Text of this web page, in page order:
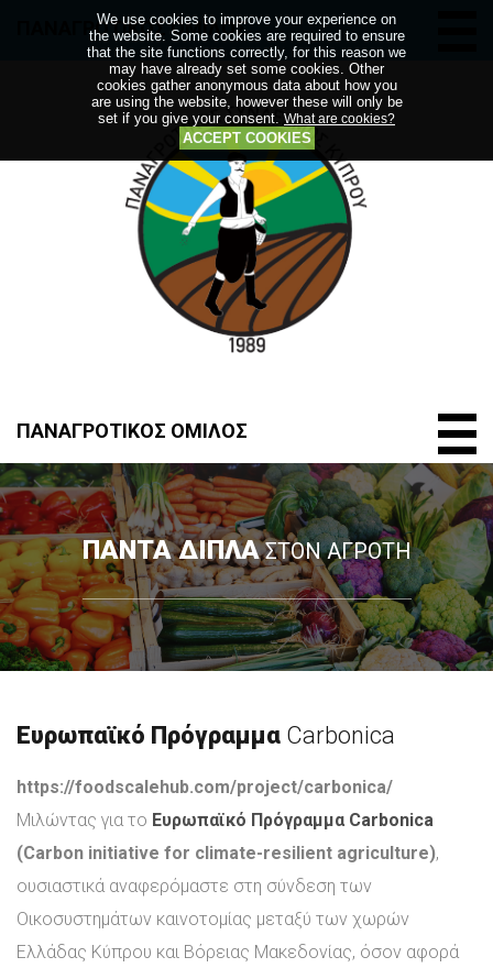
ΠΑΝΑΓΡΟΤΙΚΟΣ ΟΜΙΛΟΣ
ΠΑΝΑΓΡΟΤΙΚΟΣ ΟΜΙΛΟΣ
ΠΑΝΤΑ ΔΙΠΛΑΣΤΟΝ ΑΓΡΟΤΗ
Ευρωπαϊκό Πρόγραμμα Carbonica
https://foodscalehub.com/project/carbonica/
Μιλώντας για το Ευρωπαϊκό Πρόγραμμα Carbonica
(Carbon initiative for climate-resilient agriculture),
ουσιαστικά αναφερόμαστε στη σύνδεση των
Οικοσυστημάτων καινοτομίας μεταξύ των χωρών
Ελλάδας Κύπρου και Βόρειας Μακεδονίας, όσον αφορά
We use cookies to improve your experience on
the website. Some cookies are required to ensure
that the site functions correctly, for this reason we
may have already set some cookies. Other
cookies gather anonymous data about how you
are using the website, however these will only be
set if you give your consent. What are cookies?
ACCEPT COOKIES